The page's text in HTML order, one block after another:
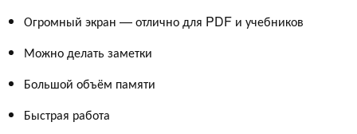
Огромный экран — отлично для PDF и учебников
Можно делать заметки
Большой объём памяти
Быстрая работа